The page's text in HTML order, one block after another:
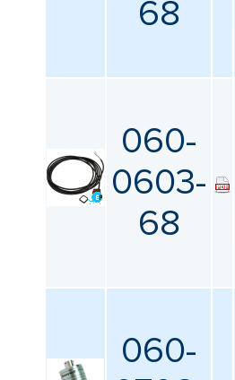
68
060-
0603-
68
060-